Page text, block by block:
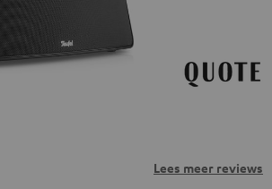
Lees meer reviews